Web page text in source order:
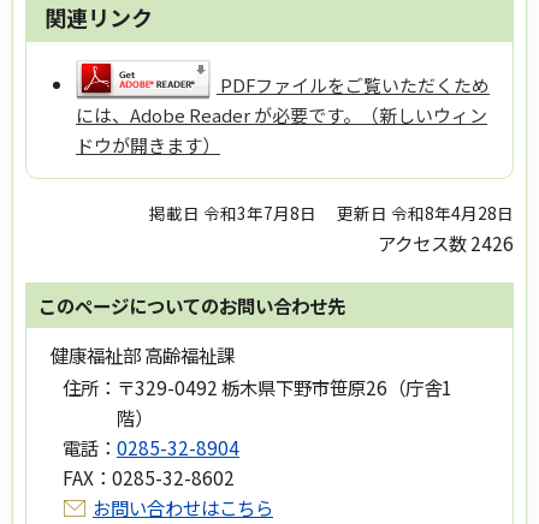
関連リンク
PDFファイルをご覧いただくため
には、Adobe Reader が必要です。（新しいウィン
ドウが開きます）
掲載日 令和3年7月8日 更新日 令和8年4月28日
アクセス数2426
このページについてのお問い合わせ先
健康福祉部 高齢福祉課
住所： 〒329-0492 栃木県下野市笹原26（庁舎1
階）
電話： 0285-32-8904
FAX： 0285-32-8602
お問い合わせはこちら